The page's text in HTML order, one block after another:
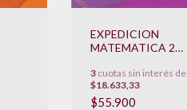
EXPEDICION
MATEMATICA 2
3 cuotas sin interés de
$18.633,33
$55.900